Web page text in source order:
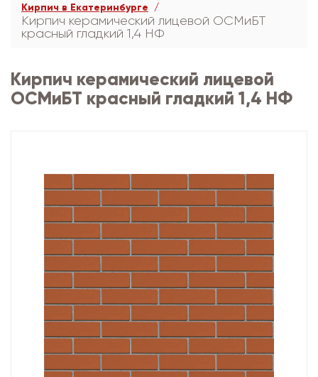
Кирпич в Екатеринбурге
Кирпич керамический лицевой ОСМиБТ
красный гладкий 1,4 НФ
Кирпич керамический лицевой
ОСМиБТ красный гладкий 1,4 НФ